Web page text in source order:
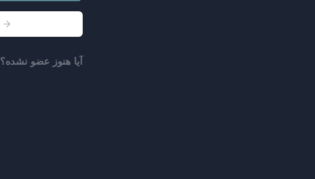
آیا هنوز عضو نشده؟